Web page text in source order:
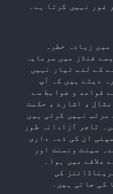
غور نہیں کرتا ہے۔
زیادہ خطرہ
فنڈز میں سرمایہ
کے لئے تیار نہیں
دیتے ہیں کہ آپ
قواعد و ضوابط سے
، اشارے ، حکمت
مرتب نہیں کرتی ہیں
تاجر آزادانہ طور
ان کی ذمہ داری
سینٹ ونسنٹ اور
میں ہوا۔
کی
کی جاتی ہیں۔